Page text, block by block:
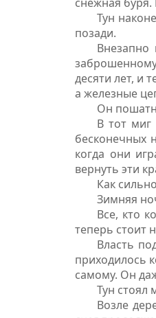
Тун
позади.
десяти лет, и
а железные
Он
В тот миг
бесконечных
когда они
вернуть эти
Как
Зимняя
Все, кто
теперь стоит
Власть
приходилось
самому. Он
Тун стоял
Возле